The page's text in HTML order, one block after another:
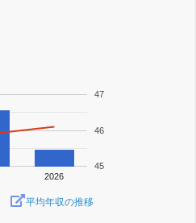
2026
45
46
47
平均年収の推移